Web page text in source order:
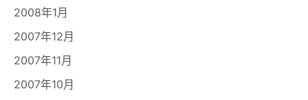
2008年1月
2007年12月
2007年11月
2007年10月